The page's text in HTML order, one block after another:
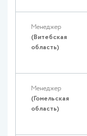
Менеджер
(Витебская
область)
Менеджер
(Гомельская
область)